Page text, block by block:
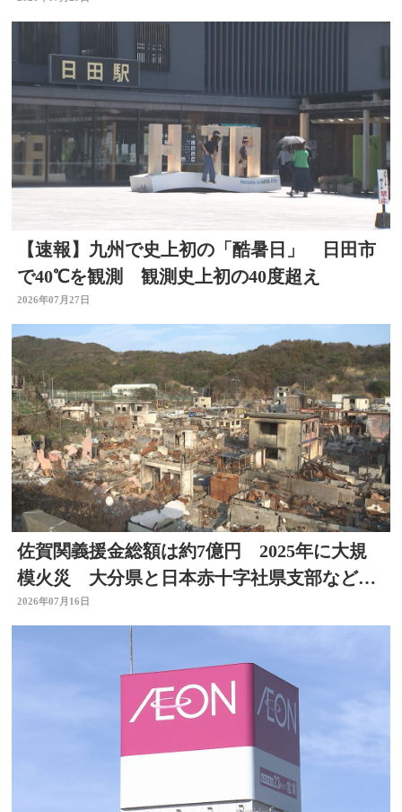
【速報】九州で史上初の「酷暑日」 日田市
で40℃を観測 観測史上初の40度超え
2026年07月27日
佐賀関義援金総額は約7億円 2025年に大規
模火災 大分県と日本赤十字社県支部などが
受付
2026年07月16日